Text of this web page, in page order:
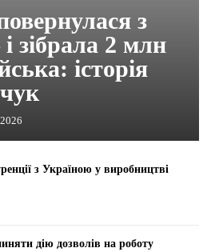
з
зібрала 2 млн
історія
з Україною у виробництві
дію дозволів на роботу